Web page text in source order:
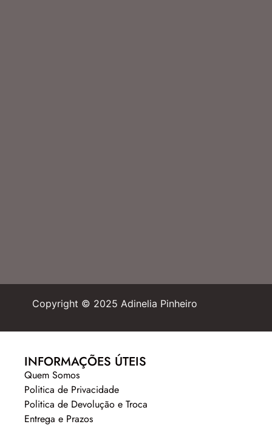
Copyright © 2025 Adinelia Pinheiro
INFORMAÇÕES ÚTEIS
Quem Somos
Politica de Privacidade
Politica de Devolução e Troca
Entrega e Prazos